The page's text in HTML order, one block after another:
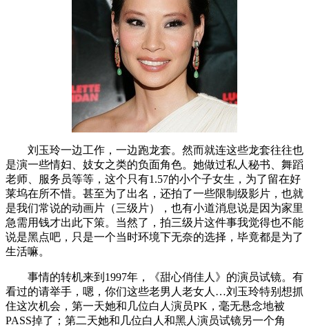
刘玉玲一边工作，一边跑龙套。然而就连这些龙套往往也
是演一些情妇、妓女之类的负面角色。她做过私人秘书、舞蹈
老师、服务员等等，这个只有1.57的小个子女生，为了留在好
莱坞在所不惜。甚至为了出名，还拍了一些限制级影片，也就
是我们常说的动画片（三级片），也有小道消息说是因为家里
急需用钱才出此下策。当然了，拍三级片这件事我觉得也不能
说是黑点吧，只是一个当时环境下无奈的选择，毕竟都是为了
生活嘛。
事情的转机来到1997年，《甜心俏佳人》的演员试镜。有
看过的请举手，嗯，你们这些老男人老女人…刘玉玲特别想抓
住这次机会，第一天她和几位白人演员PK，毫无悬念地被
PASS掉了；第二天她和几位白人和黑人演员试镜另一个角